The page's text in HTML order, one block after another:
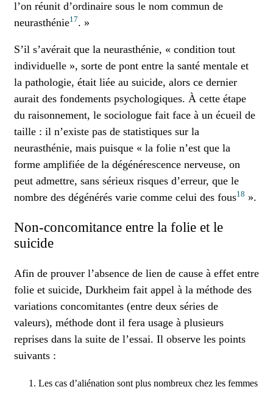
l’on réunit d’ordinaire sous le nom commun de
neurasthénie17. »
S’il s’avérait que la neurasthénie, « condition tout
individuelle », sorte de pont entre la santé mentale et
la pathologie, était liée au suicide, alors ce dernier
aurait des fondements psychologiques. À cette étape
du raisonnement, le sociologue fait face à un écueil de
taille : il n’existe pas de statistiques sur la
neurasthénie, mais puisque « la folie n’est que la
forme amplifiée de la dégénérescence nerveuse, on
peut admettre, sans sérieux risques d’erreur, que le
nombre des dégénérés varie comme celui des fous18 ».
Non-concomitance entre la folie et le
suicide
Afin de prouver l’absence de lien de cause à effet entre
folie et suicide, Durkheim fait appel à la méthode des
variations concomitantes (entre deux séries de
valeurs), méthode dont il fera usage à plusieurs
reprises dans la suite de l’essai. Il observe les points
suivants :
Les cas d’aliénation sont plus nombreux chez les femmes